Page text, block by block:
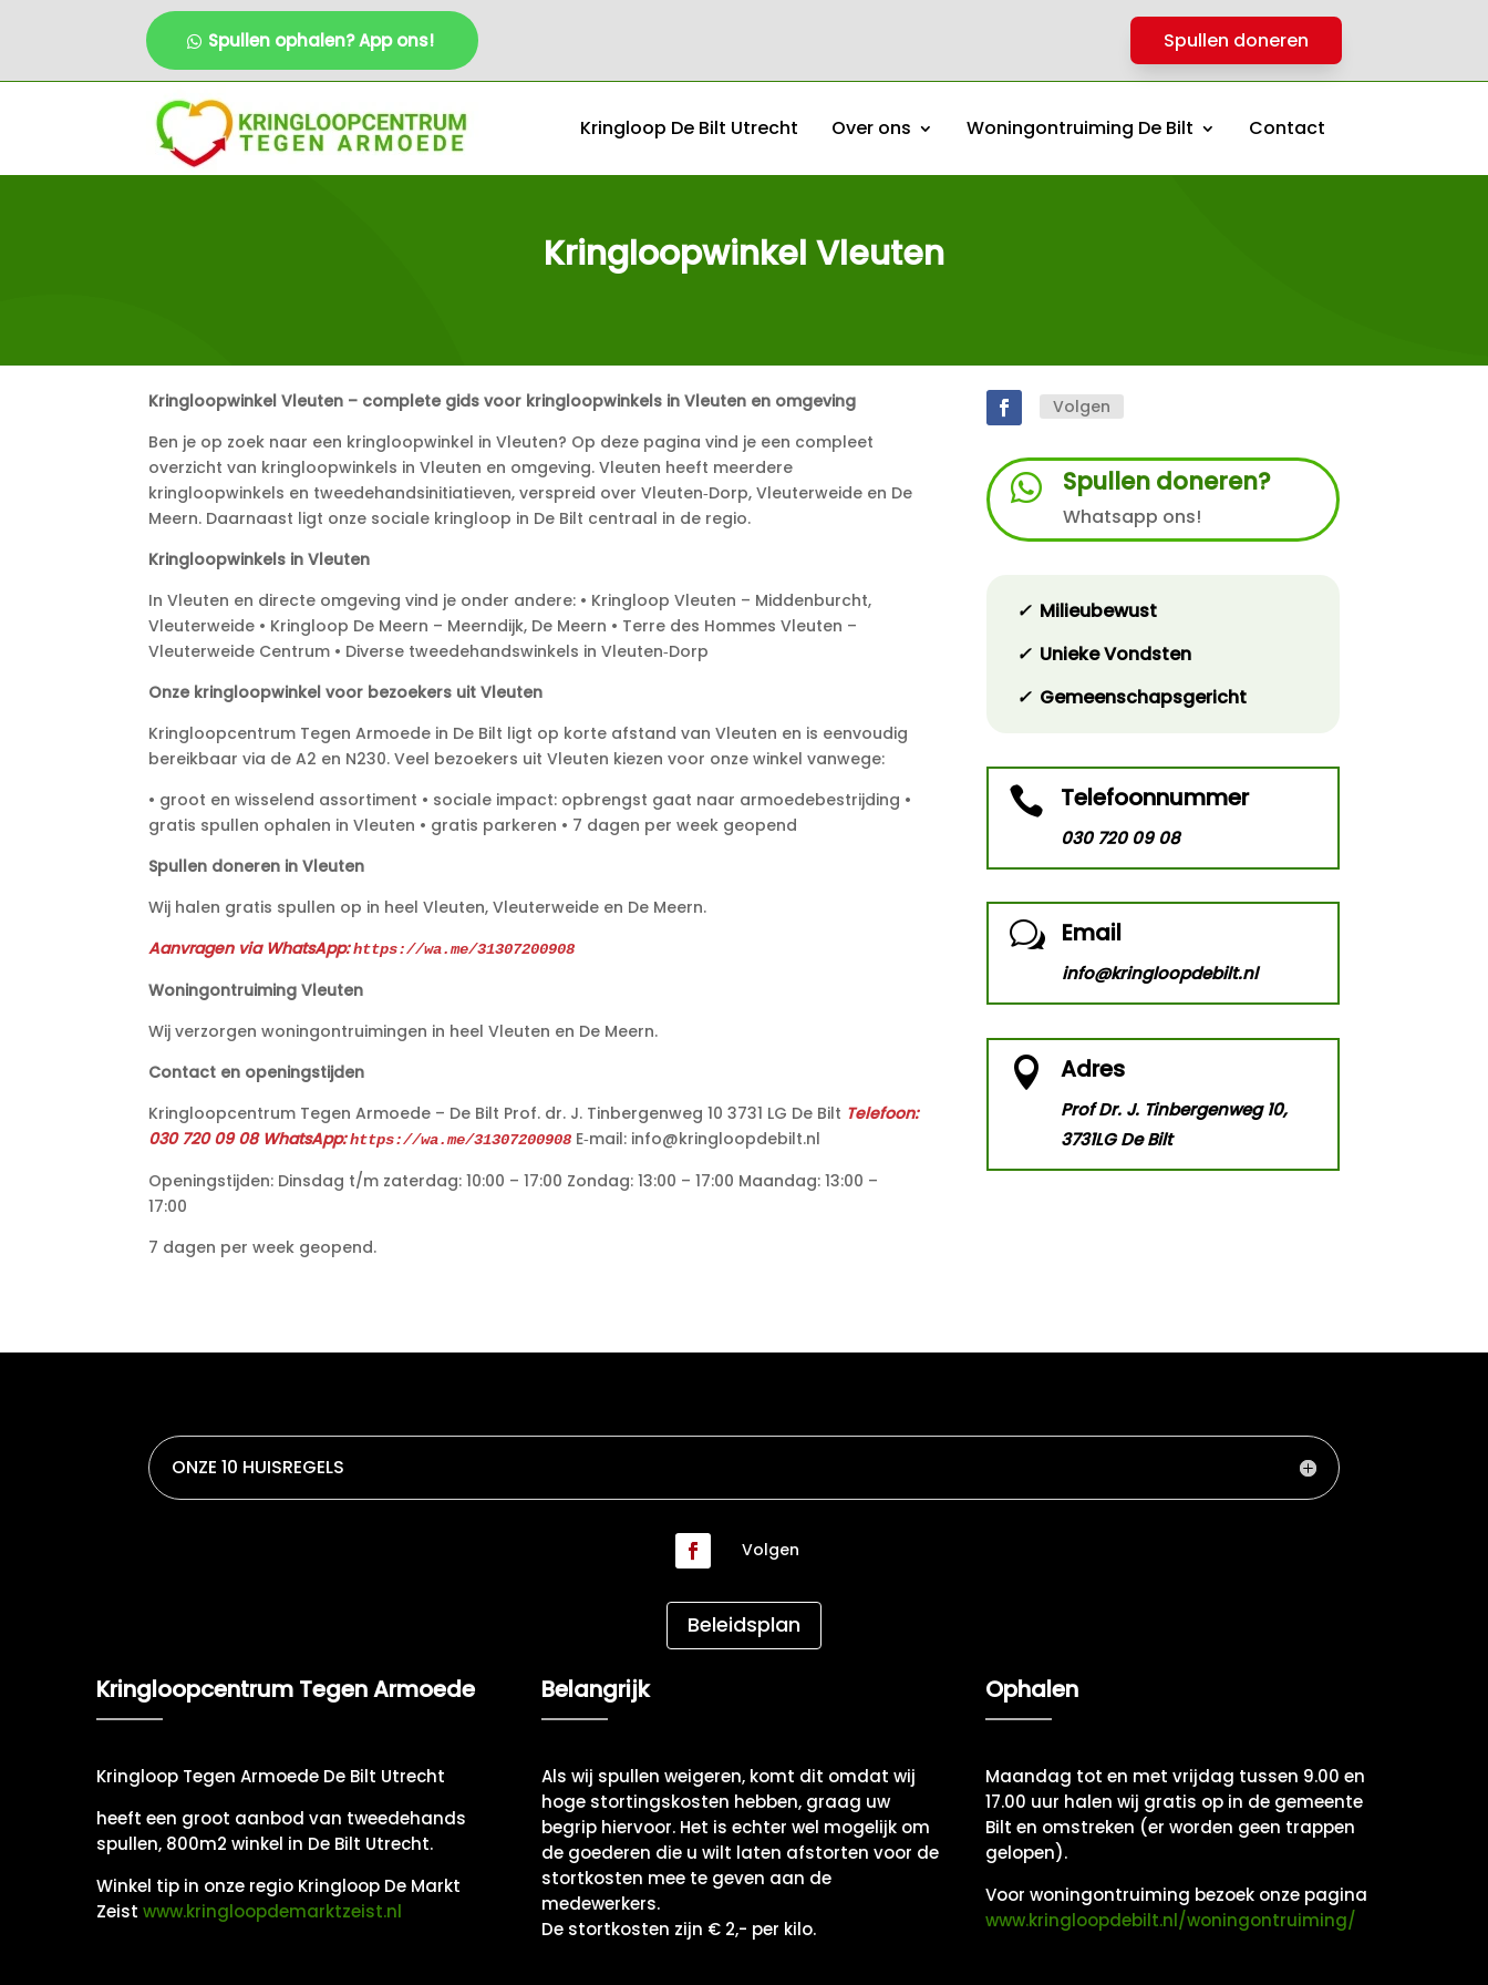
Spullen ophalen? App ons! Spullen doneren
Kringloop De Bilt Utrecht Over ons Woningontruiming De Bilt Contact
Kringloopwinkel Vleuten
Kringloopwinkel Vleuten – complete gids voor kringloopwinkels in Vleuten en omgeving
Ben je op zoek naar een kringloopwinkel in Vleuten? Op deze pagina vind je een compleet
overzicht van kringloopwinkels in Vleuten en omgeving. Vleuten heeft meerdere
kringloopwinkels en tweedehandsinitiatieven, verspreid over Vleuten‑Dorp, Vleuterweide en De
Meern. Daarnaast ligt onze sociale kringloop in De Bilt centraal in de regio.
Kringloopwinkels in Vleuten
In Vleuten en directe omgeving vind je onder andere: • Kringloop Vleuten – Middenburcht,
Vleuterweide • Kringloop De Meern – Meerndijk, De Meern • Terre des Hommes Vleuten –
Vleuterweide Centrum • Diverse tweedehandswinkels in Vleuten‑Dorp
Onze kringloopwinkel voor bezoekers uit Vleuten
Kringloopcentrum Tegen Armoede in De Bilt ligt op korte afstand van Vleuten en is eenvoudig
bereikbaar via de A2 en N230. Veel bezoekers uit Vleuten kiezen voor onze winkel vanwege:
• groot en wisselend assortiment • sociale impact: opbrengst gaat naar armoedebestrijding •
gratis spullen ophalen in Vleuten • gratis parkeren • 7 dagen per week geopend
Spullen doneren in Vleuten
Wij halen gratis spullen op in heel Vleuten, Vleuterweide en De Meern.
Aanvragen via WhatsApp:https://wa.me/31307200908
Woningontruiming Vleuten
Wij verzorgen woningontruimingen in heel Vleuten en De Meern.
Contact en openingstijden
Kringloopcentrum Tegen Armoede – De Bilt Prof. dr. J. Tinbergenweg 10 3731 LG De Bilt Telefoon:
030 720 09 08 WhatsApp:https://wa.me/31307200908 E‑mail: info@kringloopdebilt.nl
Openingstijden: Dinsdag t/m zaterdag: 10:00 – 17:00 Zondag: 13:00 – 17:00 Maandag: 13:00 –
17:00
7 dagen per week geopend.
Volgen
 Spullen doneren?
Whatsapp ons!
✓Milieubewust
✓Unieke Vondsten
✓Gemeenschapsgericht
 Telefoonnummer
030 720 09 08
w Email
info@kringloopdebilt.nl
 Adres
Prof Dr. J. Tinbergenweg 10,
3731LG De Bilt
ONZE 10 HUISREGELS
Volgen
Beleidsplan
Kringloopcentrum Tegen Armoede
Kringloop Tegen Armoede De Bilt Utrecht
heeft een groot aanbod van tweedehands
spullen, 800m2 winkel in De Bilt Utrecht.
Winkel tip in onze regio Kringloop De Markt
Zeist www.kringloopdemarktzeist.nl
Belangrijk
Als wij spullen weigeren, komt dit omdat wij
hoge stortingskosten hebben, graag uw
begrip hiervoor. Het is echter wel mogelijk om
de goederen die u wilt laten afstorten voor de
stortkosten mee te geven aan de
medewerkers.
De stortkosten zijn € 2,- per kilo.
Ophalen
Maandag tot en met vrijdag tussen 9.00 en
17.00 uur halen wij gratis op in de gemeente
Bilt en omstreken (er worden geen trappen
gelopen).
Voor woningontruiming bezoek onze pagina
www.kringloopdebilt.nl/woningontruiming/